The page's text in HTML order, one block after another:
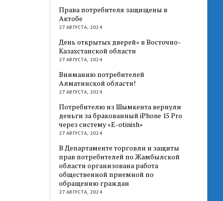
Права потребителя защищены в
Актобе
27 АВГУСТА, 2024
День открытых дверей» в Восточно-
Казахстанской области
27 АВГУСТА, 2024
Вниманию потребителей
Алматинской области!
27 АВГУСТА, 2024
Потребителю из Шымкента вернули
деньги за бракованный iPhone 15 Pro
через систему «E-otinish»
27 АВГУСТА, 2024
В Департаменте торговли и защиты
прав потребителей по Жамбылской
области организована работа
общественной приемной по
обращению граждан
27 АВГУСТА, 2024